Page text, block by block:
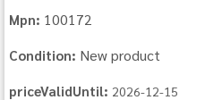
Mpn: 100172
Condition: New product
priceValidUntil: 2026-12-15